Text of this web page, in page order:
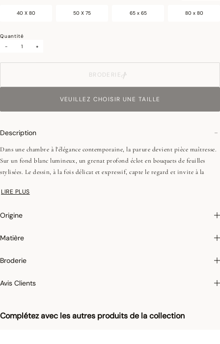
40 X 80 50 X 75 65 x 65 80 x 80
Quantité
-
+
BRODERIE
VEUILLEZ CHOISIR UNE TAILLE
Complétez avec les autres produits de la collection
Description
Dans une chambre à l'élégance contemporaine, la parure devient pièce maîtresse.
Sur un fond blanc lumineux, un grenat profond éclot en bouquets de feuilles
stylisées. Le dessin, à la fois délicat et expressif, capte le regard et invite à la
intérieurs les plus raffinés.
•Fils peignés (longues fibres)
•Recto et verso différents
•Forme sac
Impression digitale: Cette ligne de produits, fabriquée au Portugal, se démarque
LIRE PLUS
Origine
Matière
Broderie
Avis Clients